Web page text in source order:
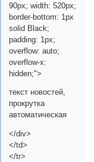
90px; width: 520px;
border-bottom: 1px
solid Black;
padding: 1px;
overflow: auto;
overflow-x:
hidden;">
текст новостей,
прокрутка
автоматическая
</div>
</td>
</tr>